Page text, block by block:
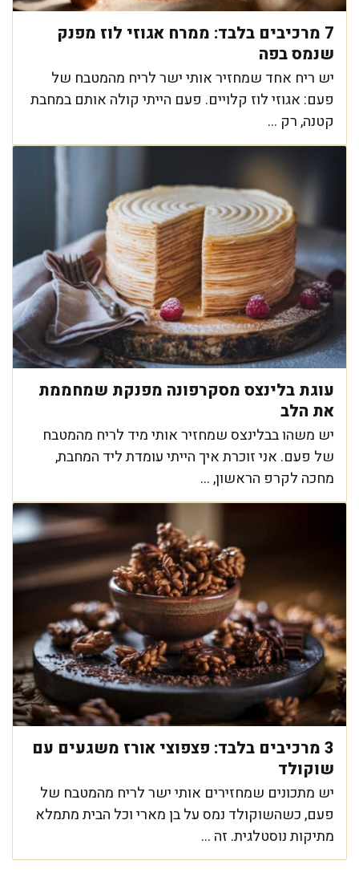
7 מרכיבים בלבד: ממרח אגוזי לוז מפנק
שנמס בפה
יש ריח אחד שמחזיר אותי ישר לריח מהמטבח של
פעם: אגוזי לוז קלויים. פעם הייתי קולה אותם במחבת
קטנה, רק ...
עוגת בלינצס מסקרפונה מפנקת שמחממת
את הלב
יש משהו בבלינצס שמחזיר אותי מיד לריח מהמטבח
של פעם. אני זוכרת איך הייתי עומדת ליד המחבת,
מחכה לקרפ הראשון, ...
3 מרכיבים בלבד: פצפוצי אורז משגעים עם
שוקולד
יש מתכונים שמחזירים אותי ישר לריח מהמטבח של
פעם, כשהשוקולד נמס על בן מארי וכל הבית מתמלא
מתיקות נוסטלגית. זה ...